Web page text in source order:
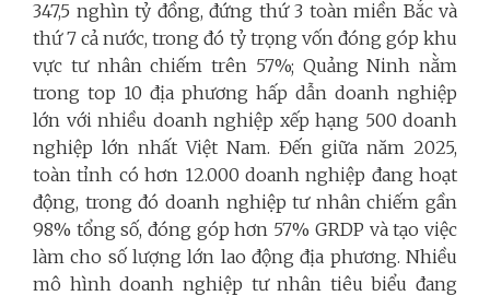
347,5 nghìn tỷ đồng, đứng thứ 3 toàn miền Bắc và
thứ 7 cả nước, trong đó tỷ trọng vốn đóng góp khu
vực tư nhân chiếm trên 57%; Quảng Ninh nằm
trong top 10 địa phương hấp dẫn doanh nghiệp
lớn với nhiều doanh nghiệp xếp hạng 500 doanh
nghiệp lớn nhất Việt Nam. Đến giữa năm 2025,
toàn tỉnh có hơn 12.000 doanh nghiệp đang hoạt
động, trong đó doanh nghiệp tư nhân chiếm gần
98% tổng số, đóng góp hơn 57% GRDP và tạo việc
làm cho số lượng lớn lao động địa phương. Nhiều
mô hình doanh nghiệp tư nhân tiêu biểu đang